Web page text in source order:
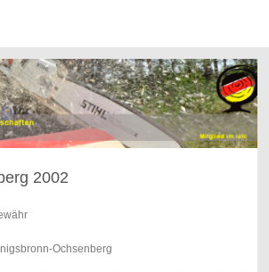
2002
Ochsenberg